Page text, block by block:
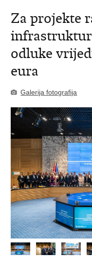
Za projekte
odluke
eura
Galerija fotografija